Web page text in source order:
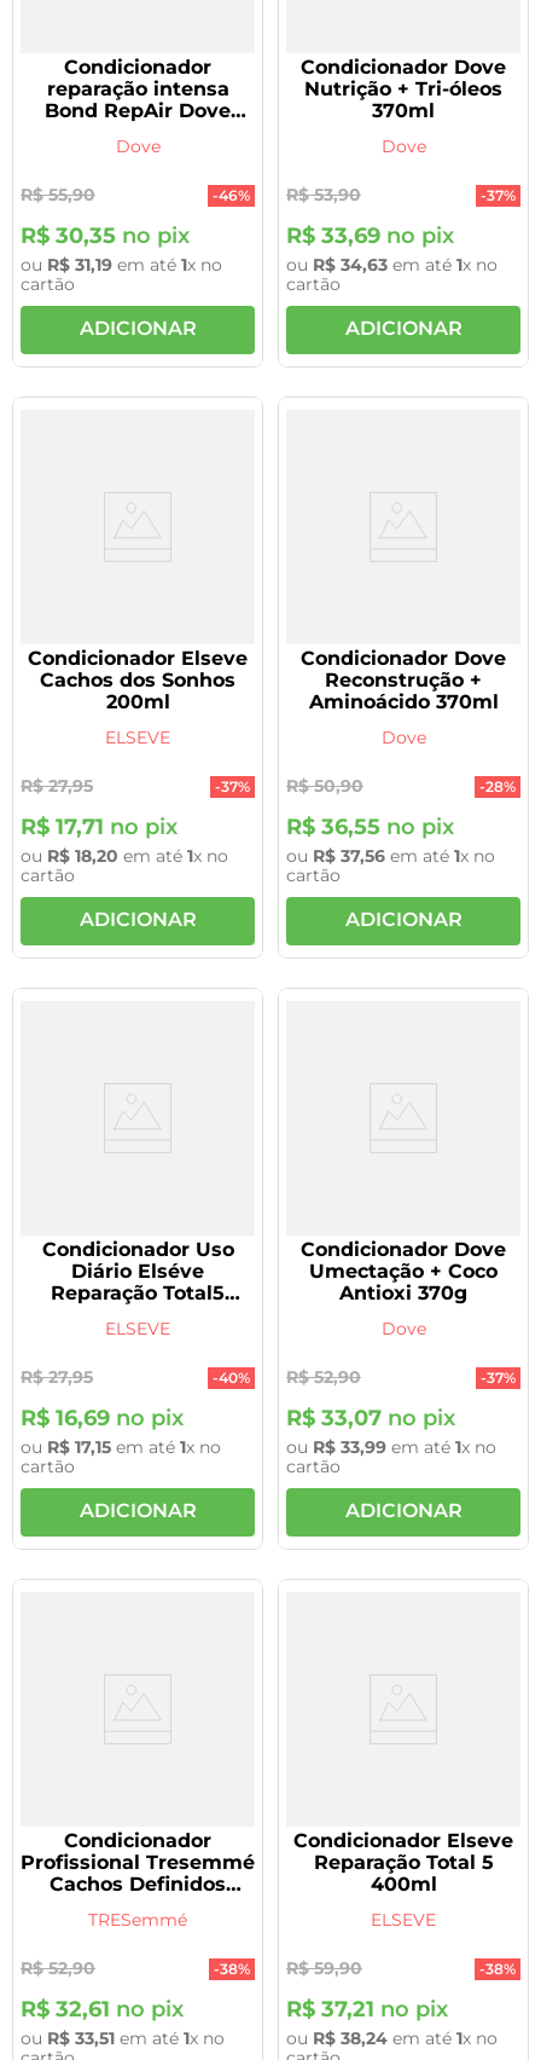
Condicionador
reparação intensa
Bond RepAir Dove
Dove
R$ 55,90 -46%
R$ 30,35 no pix
ou R$ 31,19 em até 1x no
cartão
ADICIONAR
Condicionador Dove
Nutrição + Tri-óleos
370ml
Dove
R$ 53,90 -37%
R$ 33,69 no pix
ou R$ 34,63 em até 1x no
cartão
ADICIONAR
Condicionador Elseve
Cachos dos Sonhos
200ml
ELSEVE
R$ 27,95 -37%
R$ 17,71 no pix
ou R$ 18,20 em até 1x no
cartão
ADICIONAR
Condicionador Dove
Reconstrução +
Aminoácido 370ml
Dove
R$ 50,90 -28%
R$ 36,55 no pix
ou R$ 37,56 em até 1x no
cartão
ADICIONAR
Condicionador Uso
Diário Elséve
Reparação Total5
ELSEVE
R$ 27,95 -40%
R$ 16,69 no pix
ou R$ 17,15 em até 1x no
cartão
ADICIONAR
Condicionador Dove
Umectação + Coco
Antioxi 370g
Dove
R$ 52,90 -37%
R$ 33,07 no pix
ou R$ 33,99 em até 1x no
cartão
ADICIONAR
Condicionador
Profissional Tresemmé
Cachos Definidos
TRESemmé
R$ 52,90 -38%
R$ 32,61 no pix
ou R$ 33,51 em até 1x no
Condicionador Elseve
Reparação Total 5
400ml
ELSEVE
R$ 59,90 -38%
R$ 37,21 no pix
ou R$ 38,24 em até 1x no